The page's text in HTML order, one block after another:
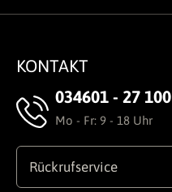
KONTAKT
034601 - 27 100
Mo - Fr: 9 - 18 Uhr
Rückrufservice